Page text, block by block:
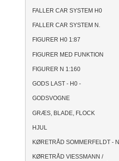
FALLER CAR SYSTEM H0
FALLER CAR SYSTEM N.
FIGURER H0 1:87
FIGURER MED FUNKTION
FIGURER N 1:160
GODS LAST - H0 -
GODSVOGNE
GRÆS, BLADE, FLOCK
HJUL
KØRETRÅD SOMMERFELDT - N
KØRETRÅD VIESSMANN /